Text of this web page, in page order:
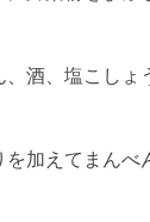
酒、塩こしょ
加えてまんべ